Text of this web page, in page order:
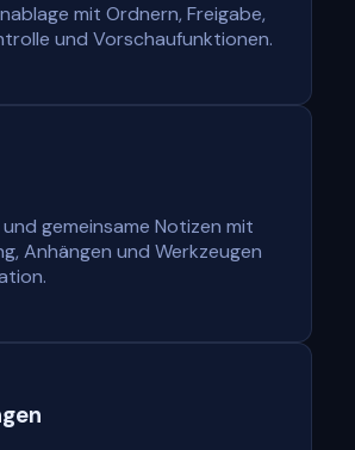
mit Ordnern, Freigabe,
und Vorschaufunktionen.
gemeinsame Notizen mit
Anhängen und Werkzeugen